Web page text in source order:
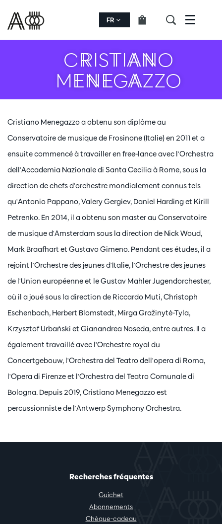
FR Menu
CRISTIANO
MENEGAZZO
Cristiano Menegazzo a obtenu son diplôme au
Conservatoire de musique de Frosinone (Italie) en 2011 et a
ensuite commencé à travailler en free-lance avec l'Orchestra
dell'Accademia Nazionale di Santa Cecilia à Rome, sous la
direction de chefs d'orchestre mondialement connus tels
qu'Antonio Pappano, Valery Gergiev, Daniel Harding et Kirill
Petrenko. En 2014, il a obtenu son master au Conservatoire
de musique d'Amsterdam sous la direction de Nick Woud,
Mark Braafhart et Gustavo Gimeno. Pendant ces études, il a
rejoint l'Orchestre des jeunes d'Italie, l'Orchestre des jeunes
de l'Union européenne et le Gustav Mahler Jugendorchester,
où il a joué sous la direction de Riccardo Muti, Christoph
Eschenbach, Herbert Blomstedt, Mirga Gražinytė-Tyla,
Krzysztof Urbański et Gianandrea Noseda, entre autres. Il a
également travaillé avec l'Orchestre royal du
Concertgebouw, l'Orchestra del Teatro dell'opera di Roma,
l'Opera di Firenze et l'Orchestra del Teatro Comunale di
Bologna. Depuis 2019, Cristiano Menegazzo est
percussionniste de l'Antwerp Symphony Orchestra.
Recherches fréquentes
Guichet
Abonnements
Chèque-cadeau